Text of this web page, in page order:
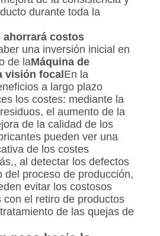
durante toda la
ahorrará costos
una inversión inicial en
de laMáquina de
visión focal En la
a largo plazo
los costes: mediante la
el aumento de la
de la calidad de los
pueden ver una
de los costes
al detectar los defectos
del proceso de producción,
evitar los costosos
con el retiro de productos
de las quejas de